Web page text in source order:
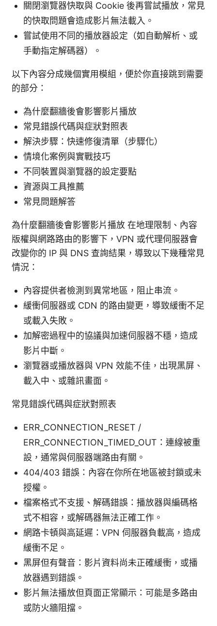
關閉瀏覽器快取與 Cookie 後再嘗試播放，常見
的快取問題會造成影片無法載入。
嘗試使用不同的播放器設定（如自動解析、或
手動指定解碼器）。
以下內容分成幾個實用模組，便於你直接跳到需要
的部分：
為什麼翻牆後會影響影片播放
常見錯誤代碼與症狀對照表
解決步驟：快速修復清單（步驟化）
情境化案例與實戰技巧
不同裝置與瀏覽器的設定要點
資源與工具推薦
常見問題解答
為什麼翻牆後會影響影片播放 在地理限制、內容
版權與網路路由的影響下，VPN 或代理伺服器會
改變你的 IP 與 DNS 查詢結果，導致以下幾種常見
情況：
內容提供者檢測到異常地區，阻止串流。
緩衝伺服器或 CDN 的路由變更，導致緩衝不足
或載入失敗。
加解密過程中的協議與加速伺服器不穩，造成
影片中斷。
瀏覽器或播放器與 VPN 效能不佳，出現黑屏、
載入中、或雜訊畫面。
常見錯誤代碼與症狀對照表
ERR_CONNECTION_RESET /
ERR_CONNECTION_TIMED_OUT：連線被重
設，通常與伺服器端路由有關。
404/403 錯誤：內容在你所在地區被封鎖或未
授權。
檔案格式不支援、解碼錯誤：播放器與編碼格
式不相容，或解碼器無法正確工作。
網路卡頓與高延遲：VPN 伺服器負載高，造成
緩衝不足。
黑屏但有聲音：影片資料尚未正確緩衝，或播
放器遇到錯誤。
影片無法播放但頁面正常顯示：可能是多路由
或防火牆阻擋。